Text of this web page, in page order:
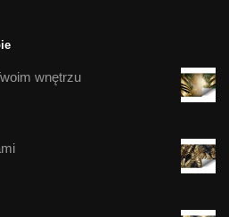
wnętrzu